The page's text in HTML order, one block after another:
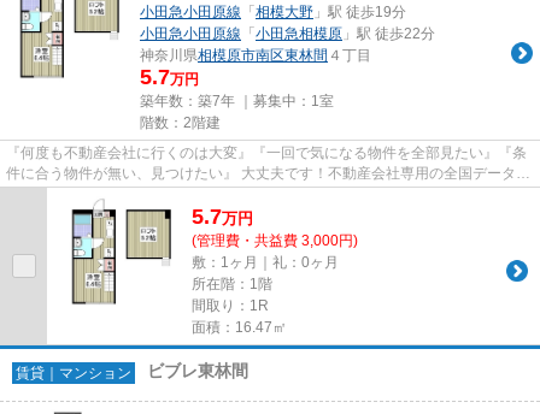
小田急小田原線 「 相模大野 」駅 徒歩19分
小田急小田原線 「 小田急相模原 」駅 徒歩22分
神奈川県相模原市南区東林間 ４丁目
5.7万円
築年数：築7年 ｜募集中： 1室
階数：2階建
『何度も不動産会社に行くのは大変』『一回で気になる物件を全部見たい』『条
件に合う物件が無い、見つけたい』 大丈夫です！不動産会社専用の全国データベ
5.7万円
(管理費・共益費 3,000円)
敷：1ヶ月｜礼：0ヶ月
所在階：1階
間取り：1R
面積：16.47㎡
賃貸｜マンション ビブレ東林間